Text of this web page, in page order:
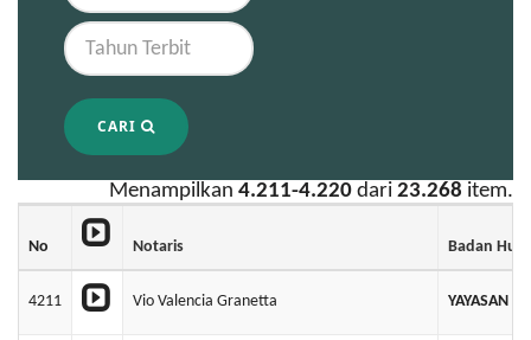
CARI
Menampilkan 4.211-4.220 dari 23.268 item.
No Notaris Badan
4211 Vio Valencia Granetta YAYASAN